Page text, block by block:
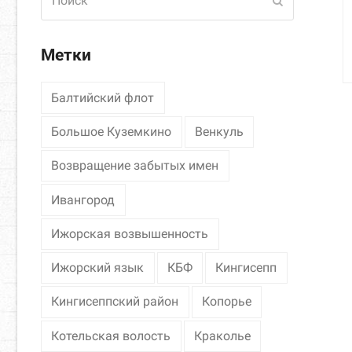
Метки
Балтийский флот
Большое Куземкино Венкуль
Возвращение забытых имен
Ивангород
Ижорская возвышенность
Ижорский язык КБФ Кингисепп
Кингисеппский район Копорье
Котельская волость Краколье